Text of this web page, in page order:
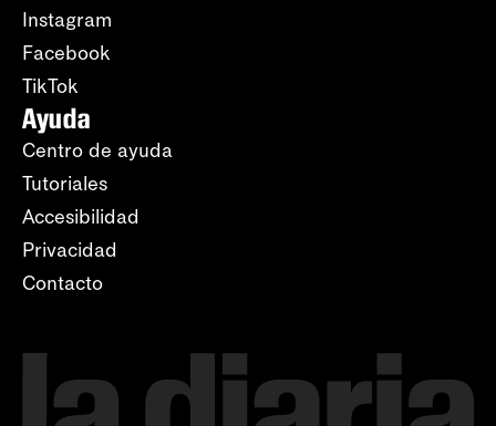
Instagram
Facebook
TikTok
Ayuda
Centro de ayuda
Tutoriales
Accesibilidad
Privacidad
Contacto